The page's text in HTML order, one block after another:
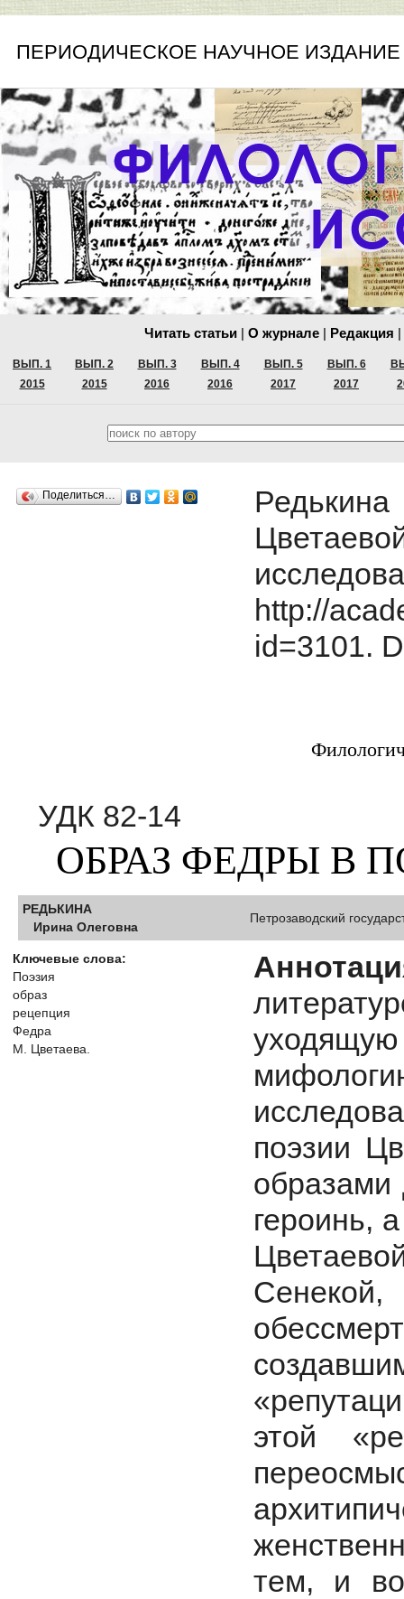
ПЕРИОДИЧЕСКОЕ НАУЧНОЕ ИЗДАНИЕ
Читать статьи | О журнале | Редакция |
ВЫП. 1
2015
ВЫП. 2
2015
ВЫП. 3
2016
ВЫП. 4
2016
ВЫП. 5
2017
ВЫП. 6
2017
Поделиться…
http://
id=3101.
УДК 82-14
ОБРАЗ ФЕДРЫ В
РЕДЬКИНА
Ирина Олеговна
Петрозаводский
Ключевые слова:
Поэзия
образ
рецепция
Федра
М. Цветаева.
поэзии
образами
героинь,
этой
тем, и